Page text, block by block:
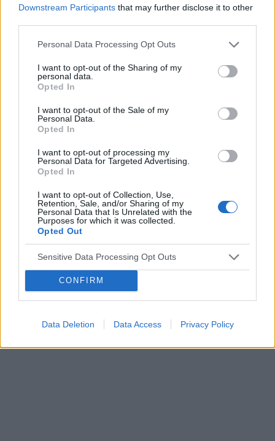
Downstream Participants that may further disclose it to other
Personal Data Processing Opt Outs
I want to opt-out of the Sharing of my
personal data.
Opted In
I want to opt-out of the Sale of my
Personal Data.
Opted In
I want to opt-out of processing my
Personal Data for Targeted Advertising.
Opted In
I want to opt-out of Collection, Use,
Retention, Sale, and/or Sharing of my
Personal Data that Is Unrelated with the
Purposes for which it was collected.
Opted Out
Sensitive Data Processing Opt Outs
CONFIRM
Data Deletion Data Access Privacy Policy
14. Co teraz?
gość
Co to może być/2 . (Treść krępująca)
Witam. Przychodzę z takim już ostatnim
pytaniem.. podczas korzystania w toalecie,
bardziej w trakcie załatwiania się , bardzo silny
ból (ostry , kłujący , bardziej w środku odbytu).
Dodam , że trochę spędziłam czasu. Co to
może być ?? . Liczę na pozytywne komentarze ,
z góry dzięki. Czasami mogę nie odpisywać ,
wiec podam maila gabbka09@gmail.com
Forum:Dla nastolatek
POWIĄZANE
Tematy przezierność karkowa
embolizacja mięśniaków macicy
ropień gruczołu bartholina